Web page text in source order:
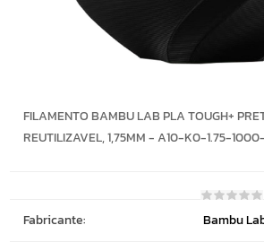
FILAMENTO BAMBU LAB PLA TOUGH+
REUTILIZAVEL, 1,75MM - A10-K0-1.75-
Fabricante: Bambu